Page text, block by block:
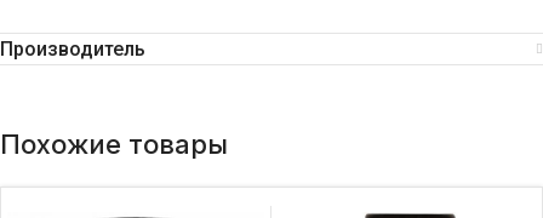
Производитель
Похожие товары